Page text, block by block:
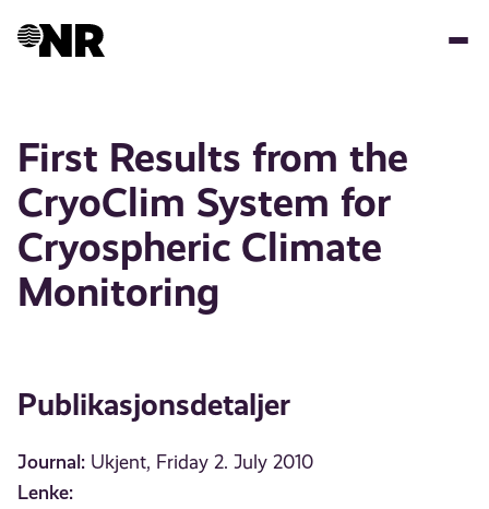
First Results from the
CryoClim System for
Cryospheric Climate
Monitoring
Publikasjonsdetaljer
Journal: Ukjent, Friday 2. July 2010
Lenke: